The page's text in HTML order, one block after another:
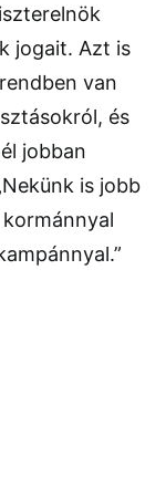
jogait. Azt is
van
és
jobban
is jobb